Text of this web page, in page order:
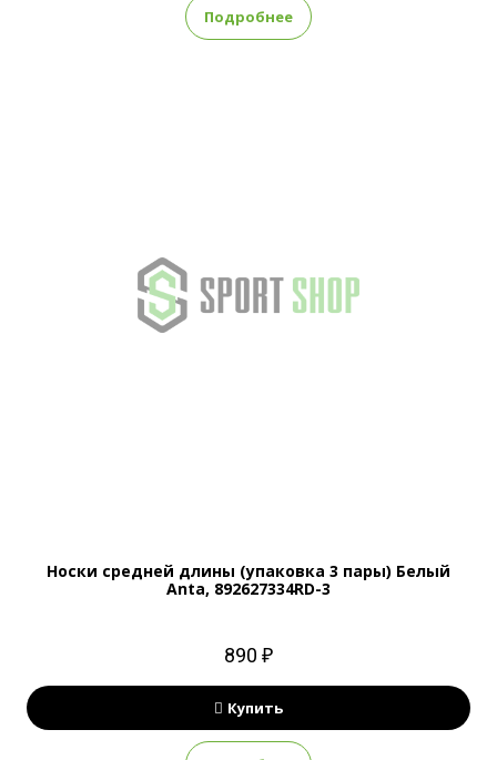
Подробнее
Носки средней длины (упаковка 3 пары) Белый
Anta, 892627334RD-3
890 ₽
Купить